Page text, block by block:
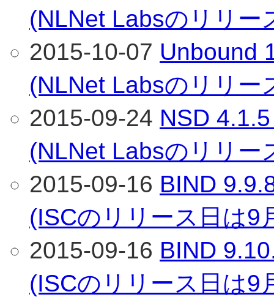
(NLNet Labsのリリー
2015-10-07 Unbound
(NLNet Labsのリリー
2015-09-24 NSD
(NLNet Labsのリリー
2015-09-16 BIND
(ISCのリリース日は9
2015-09-16 BIND
(ISCのリリース日は9